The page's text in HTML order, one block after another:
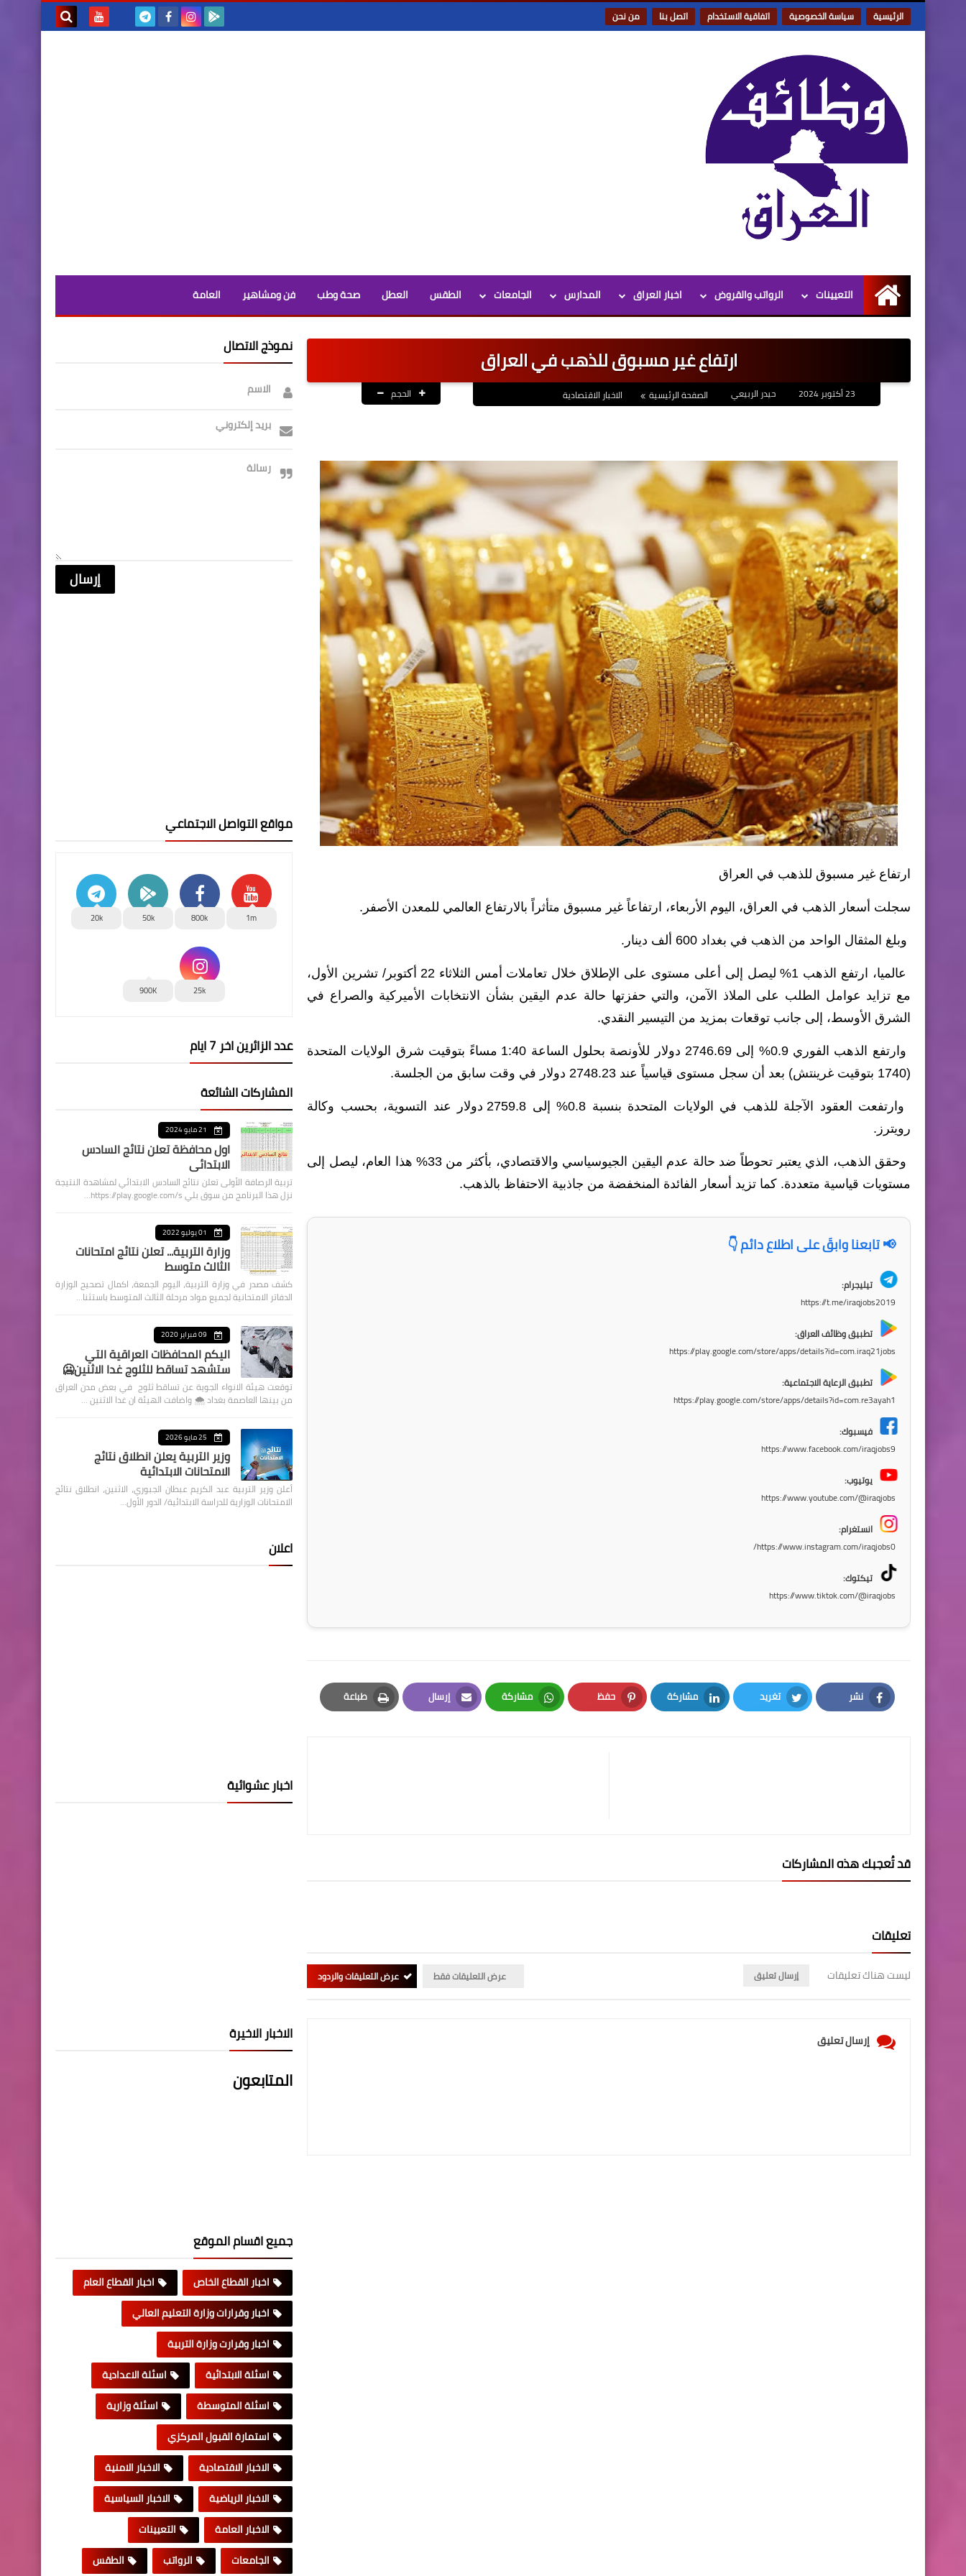
الرئيسية سياسة الخصوصية اتفاقية الاستخدام اتصل بنا من نحن
الرئيسية
التعيينات الرواتب والقروض اخبار العراق المدارس الجامعات الطقس العطل صحة وطب فن ومشاهير العامة
ارتفاع غير مسبوق للذهب في العراق
حيدر الربيعي الصفحة الرئيسية الاخبار الاقتصادية الحجم
ارتفاع غير مسبوق للذهب في العراق
سجلت أسعار الذهب في العراق، اليوم الأربعاء، ارتفاعاً غير مسبوق متأثراً بالارتفاع العالمي للمعدن الأصفر.
وبلغ المثقال الواحد من الذهب في بغداد 600 ألف دينار.
عالميا، ارتفع الذهب 1% ليصل إلى أعلى مستوى على الإطلاق خلال تعاملات أمس الثلاثاء 22 أكتوبر/ تشرين الأول،
مع تزايد عوامل الطلب على الملاذ الآمن، والتي حفزتها حالة عدم اليقين بشأن الانتخابات الأميركية والصراع في
الشرق الأوسط، إلى جانب توقعات بمزيد من التيسير النقدي.
وارتفع الذهب الفوري 0.9% إلى 2746.69 دولار للأونصة بحلول الساعة 1:40 مساءً بتوقيت شرق الولايات المتحدة
(1740 بتوقيت غرينتش) بعد أن سجل مستوى قياسياً عند 2748.23 دولار في وقت سابق من الجلسة.
وارتفعت العقود الآجلة للذهب في الولايات المتحدة بنسبة 0.8% إلى 2759.8 دولار عند التسوية، بحسب وكالة
رويترز.
وحقق الذهب، الذي يعتبر تحوطاً ضد حالة عدم اليقين الجيوسياسي والاقتصادي، بأكثر من 33% هذا العام، ليصل إلى
مستويات قياسية متعددة. كما تزيد أسعار الفائدة المنخفضة من جاذبية الاحتفاظ بالذهب.
📢 تابعنا وابقَ على اطلاع دائم 👇
تيليجرام:
https://t.me/iraqjobs2019
تطبيق وظائف العراق:
https://play.google.com/store/apps/details?id=com.iraq21jobs
تطبيق الرعاية الاجتماعية:
https://play.google.com/store/apps/details?id=com.re3ayah1
فيسبوك:
https://www.facebook.com/iraqjobs9
يوتيوب:
https://www.youtube.com/@iraqjobs
انستغرام:
https://www.instagram.com/iraqjobs0/
تيكتوك:
https://www.tiktok.com/@iraqjobs
نشر
Facebook
تغريد
Twitter
مشاركة
LinkedIn
حفظ
Pinterest
مشاركة
Whatsapp
إرسال
Email
طباعة
Print
قد تُعجبك هذه المشاركات
تعليقات
ليست هناك تعليقات إرسال تعليق عرض التعليقات فقط عرض التعليقات والردود
إرسال تعليق
نموذج الاتصال
الاسم
بريد إلكتروني
رسالة
مواقع التواصل الاجتماعي
1m
800k
50k
20k
25k
900K
عدد الزائرين اخر 7 ايام
المشاركات الشائعة
21 مايو 2024
اول محافظة تعلن نتائج السادس
الابتدائي
تربية الرصافة الأولى تعلن نتائج السادس الابتدائي لمشاهدة النتيجة
نزل هذا البرنامج من سوق بلي https://play.google.com/s…
01 يوليو 2022
وزارة التربية... تعلن نتائج امتحانات
الثالث متوسط
كشف مصدر في وزارة التربية، اليوم الجمعة، اكمال تصحيح الوزارة
الدفاتر الامتحانية لجميع مواد مرحلة الثالث المتوسط باستثنا…
09 فبراير 2020
اليكم المحافظات العراقية التي
ستشهد تساقط للثلوج غدا الاثنين🥶
توقعت هيئة الانواء الجوية عن تساقط ثلوج في بعض مدن العراق
من بينها العاصمة بغداد ⁦🌨️⁩ واضافت الهيئة ان غدا الاثنين …
25 مايو 2026
وزير التربية يعلن انطلاق نتائج
الامتحانات الابتدائية
أعلن وزير التربية عبد الكريم عبطان الجبوري، الاثنين، انطلاق نتائج
الامتحانات الوزارية للدراسة الابتدائية/ الدور الأول…
اعلان
اخبار عشوائية
الاخبار الاخيرة
المتابعون
جميع اقسام الموقع
اخبار القطاع الخاص
اخبار القطاع العام
اخبار وقرارات وزارة التعليم العالي
اخبار وقرارت وزارة التربية
اسئلة الابتدائية
اسئلة الاعدادية
اسئلة المتوسطة
اسئلة وزارية
استمارة القبول المركزي
الاخبار الاقتصادية
الاخبار الامنية
الاخبار الرياضية
الاخبار السياسية
الاخبار العامة
التعيينات
الجامعات
الرواتب الطقس